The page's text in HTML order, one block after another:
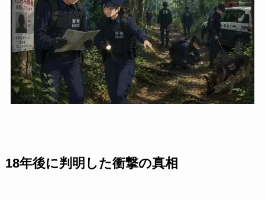
18年後に判明した衝撃の真相